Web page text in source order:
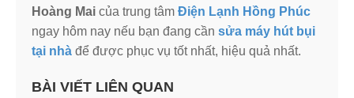
Hoàng Mai của trung tâm Điện Lạnh Hồng Phúc
ngay hôm nay nếu bạn đang cần sửa máy hút bụi
tại nhà để được phục vụ tốt nhất, hiệu quả nhất.
BÀI VIẾT LIÊN QUAN